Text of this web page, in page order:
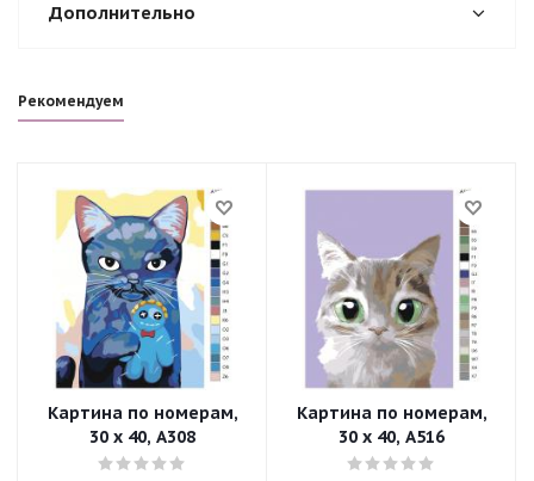
Дополнительно
Рекомендуем
Картина по номерам,
30 x 40, A308
Картина по номерам,
30 x 40, A516